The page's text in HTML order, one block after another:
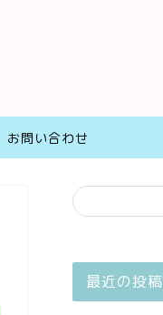
お問い合わせ
最近の投稿